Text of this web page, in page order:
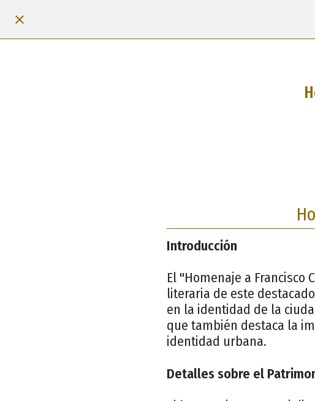
Introducción
El "Homenaje a
literaria de este
en la identidad de la
que también destaca la
identidad urbana.
Detalles sobre el